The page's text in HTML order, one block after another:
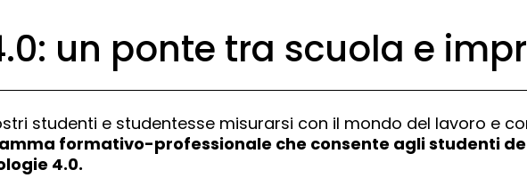
4.0: un ponte tra scuola e
studenti e studentesse misurarsi con il mondo del lavoro e
formativo-professionale che consente agli studenti
4.0.